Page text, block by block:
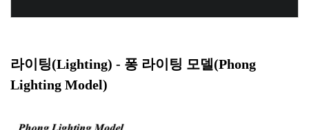
라이팅(Lighting) - 퐁 라이팅 모델(Phong
Lighting Model)